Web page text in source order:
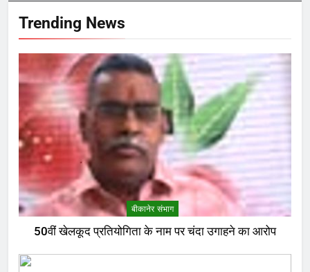
Trending News
बीकानेर संभाग
50वीं खेलकूद प्रतियोगिता के नाम पर चंदा उगाहने का आरोप